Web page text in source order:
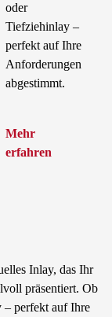
oder
Tiefziehinlay –
perfekt auf Ihre
Anforderungen
abgestimmt.
Mehr
erfahren
Inlay, das Ihr
präsentiert. Ob
– perfekt auf Ihre